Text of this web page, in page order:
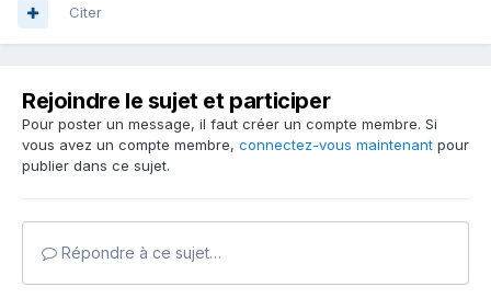
Citer
Rejoindre le sujet et participer
Pour poster un message, il faut créer un compte membre. Si
vous avez un compte membre, connectez-vous maintenant pour
publier dans ce sujet.
Répondre à ce sujet…